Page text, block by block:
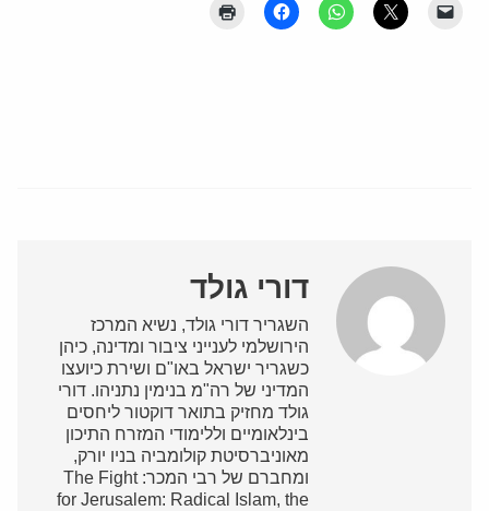
דורי גולד
השגריר דורי גולד, נשיא המרכז
הירושלמי לענייני ציבור ומדינה, כיהן
כשגריר ישראל באו"ם ושירת כיועצו
המדיני של רה"מ בנימין נתניהו. דורי
גולד מחזיק בתואר דוקטור ליחסים
בינלאומיים וללימודי המזרח התיכון
מאוניברסיטת קולומביה בניו יורק,
ומחברם של רבי המכר: The Fight
for Jerusalem: Radical Islam, the